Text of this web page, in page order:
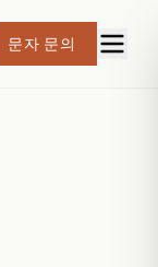
문자 문의